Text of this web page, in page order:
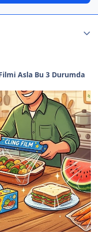
Asla Bu 3 Durumda